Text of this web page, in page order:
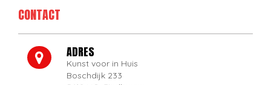
CONTACT
ADRES
Kunst voor in Huis
Boschdijk 233